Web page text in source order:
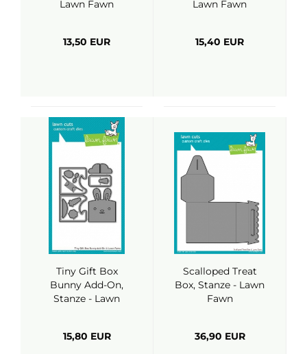
Lawn Fawn
13,50 EUR
Lawn Fawn
15,40 EUR
Tiny Gift Box
Bunny Add-On,
Stanze - Lawn
15,80 EUR
Scalloped Treat
Box, Stanze - Lawn
Fawn
36,90 EUR